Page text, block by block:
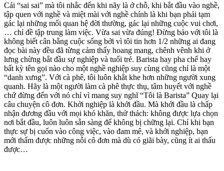
Cái “sai sai” mà tôi nhắc đến khi nãy là ở chỗ, khi bắt đầu vào nghề,
tập quen với nghề và miệt mài với nghề chính là khi bạn phải tạm
gác lại những mối quan hệ đời thường, gác lại những cuộc vui chơi,
… chỉ đề tập trung làm việc. Vừa sai vừa đúng! Đừng bảo với tôi là
không biết cân bằng cuộc sống bởi vì tôi tin hơn 1/2 những ai đang
đọc bài này đều đã từng cảm thấy hoang mang, chênh vênh khi ở
lưng chừng bắt đầu sự nghiệp và tuổi trẻ. Barista hay pha chế hay
bất kỳ tên gọi nào cho một nghề nghiệp suy cùng cũng chỉ là một
“danh xưng”. Với cà phê, tôi luôn khắt khe hơn những người xung
quanh. Hãy là một người làm cà phê thực thụ, tâm huyết với nghề
chứ đừng đến với nó chỉ vì mang suy nghĩ “Tôi là Barista” Quay lại
câu chuyện cô đơn. Khởi nghiệp là khởi đầu. Mà khởi đầu là chấp
nhận đương đầu với mọi khó khăn, thử thách: không được lựa chọn
nơi bắt đầu, luôn luôn sẵn sàng để không bị chững lại. Chỉ khi bạn
thực sự bị cuốn vào công việc, vào đam mê, và khởi nghiệp, bạn
mới thấm được những nỗi cô đơn mà dù có giãi bày, cũng ít ai thấu
được…